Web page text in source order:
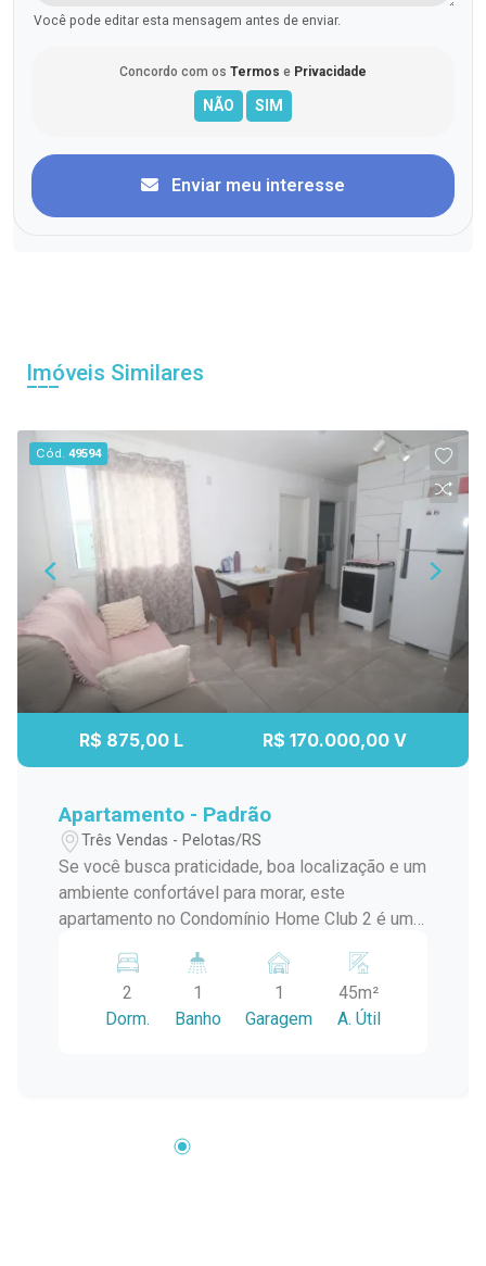
Você pode editar esta mensagem antes de enviar.
Concordo com os Termos e Privacidade
Enviar meu interesse
Imóveis Similares
Cód.49594
R$ 875,00 L R$ 170.000,00 V
Apartamento - Padrão
Três Vendas - Pelotas/RS
Se você busca praticidade, boa localização e um
ambiente confortável para morar, este
apartamento no Condomínio Home Club 2 é uma
distribuídos e ótima iluminação natural, o imóvel
é ideal para quem deseja personalizar cada
detalhe do seu novo lar. Importante: as fotos
aconchegante. Cozinha integrada,
2
Dorm.
1
Banho
1
Garagem
45m²
A. Útil